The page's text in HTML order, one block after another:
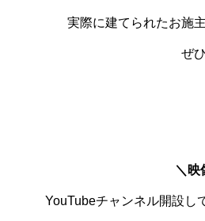
実際に建てられたお施
ぜ
＼ 映
YouTubeチャンネル開設し